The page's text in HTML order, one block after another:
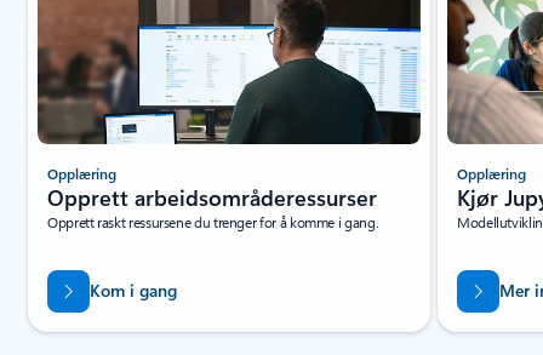
Opplæring
Opprett arbeidsområderessurser
Opprett raskt ressursene du trenger for å komme i gang.
Kom i gang
Opplæring
Kjør
Mer